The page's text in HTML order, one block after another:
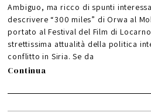
Ambiguo, ma ricco di spunti
descrivere “300 miles” di Orwa al
portato al Festival del Film di
strettissima attualità della politica
conflitto in Siria. Se da
Continua